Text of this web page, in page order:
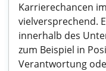
Karrierechancen
vielversprechend.
innerhalb des
zum Beispiel in
Verantwortung